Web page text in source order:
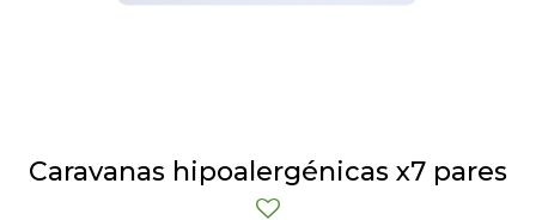
Caravanas hipoalergénicas x7 pares